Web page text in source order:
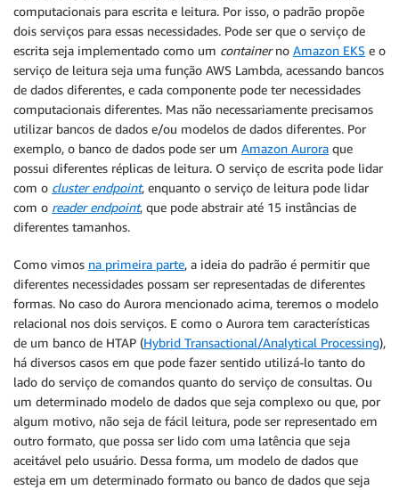
computacionais para escrita e leitura. Por isso, o padrão propõe
dois serviços para essas necessidades. Pode ser que o serviço de
escrita seja implementado como um containerno Amazon EKS e o
serviço de leitura seja uma função AWS Lambda, acessando bancos
de dados diferentes, e cada componente pode ter necessidades
computacionais diferentes. Mas não necessariamente precisamos
utilizar bancos de dados e/ou modelos de dados diferentes. Por
exemplo, o banco de dados pode ser um Amazon Aurora que
possui diferentes réplicas de leitura. O serviço de escrita pode lidar
com o cluster endpoint, enquanto o serviço de leitura pode lidar
com o reader endpoint, que pode abstrair até 15 instâncias de
diferentes tamanhos.
Como vimos na primeira parte, a ideia do padrão é permitir que
diferentes necessidades possam ser representadas de diferentes
formas. No caso do Aurora mencionado acima, teremos o modelo
relacional nos dois serviços. E como o Aurora tem características
de um banco de HTAP (Hybrid Transactional/Analytical Processing),
há diversos casos em que pode fazer sentido utilizá-lo tanto do
lado do serviço de comandos quanto do serviço de consultas. Ou
um determinado modelo de dados que seja complexo ou que, por
algum motivo, não seja de fácil leitura, pode ser representado em
outro formato, que possa ser lido com uma latência que seja
aceitável pelo usuário. Dessa forma, um modelo de dados que
esteja em um determinado formato ou banco de dados que seja